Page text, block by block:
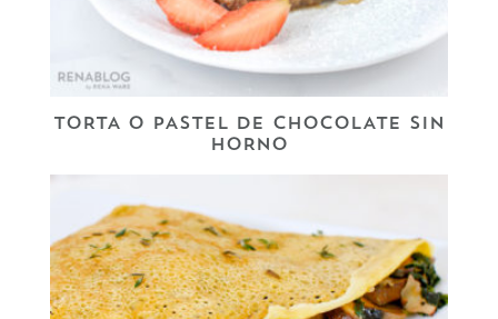
TORTA O PASTEL DE CHOCOLATE SIN
HORNO